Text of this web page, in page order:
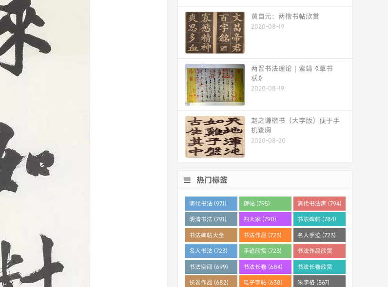
黄自元：两楷书帖欣赏
2020-08-19
两晋书法理论｜索靖《草书
状》
2020-08-19
赵之谦楷书（大字版）便于手
机查阅
2020-08-20
热门标签
明代书法 (971) 碑帖 (795) 清代书法家 (794)
明清书法 (791) 四大家 (790) 书法碑帖 (784)
书法碑帖大全
(784)
书法作品 (723) 名人手迹 (723)
名人书法 (723) 手迹欣赏 (723)
书法作品欣赏
(710)
书法空间 (699) 书法长卷 (684)
书法长卷欣赏
(682)
长卷作品 (682) 电子字帖 (638) 米字格 (567)